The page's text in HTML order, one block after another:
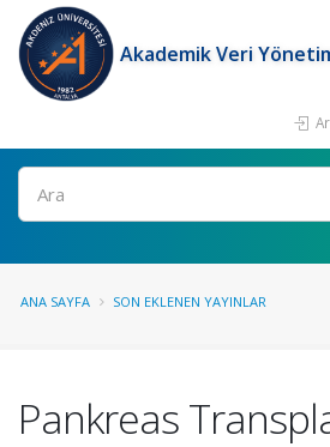
Akademik Veri
Ara
ANA SAYFA SON EKLENEN YAYINLAR
Pankreas